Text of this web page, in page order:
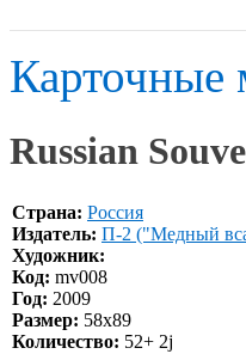
Карточные
Russian
Страна: Россия
Издатель: П-2 ("Медный
Художник:
Код: mv008
Год: 2009
Размер: 58х89
Количество: 52+ 2j